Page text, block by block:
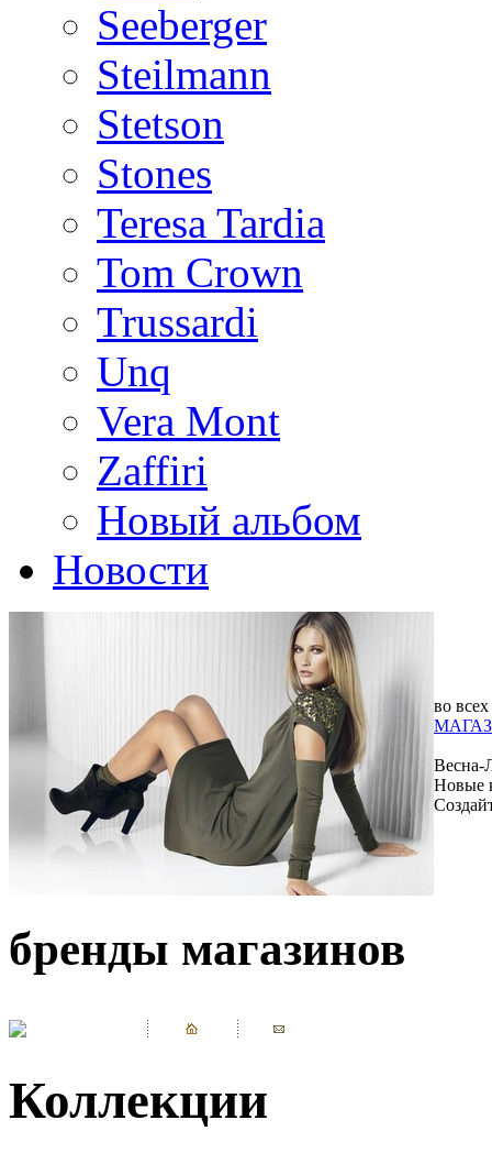
Seeberger
Steilmann
Stetson
Stones
Teresa Tardia
Tom Crown
Trussardi
Unq
Vera Mont
Zaffiri
Новый альбом
Новости
во всех
Весна-
Новые
бренды магазинов
Коллекции